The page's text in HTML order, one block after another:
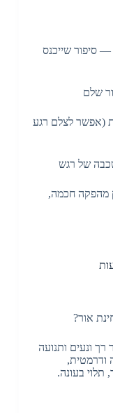
סיפור שייכנס
שלם
(אפשר לצלם רגע
של רגש
מהפקה חכמה,
אור?
רך ונעים ותנועה
ודרמטית,
תלוי בעונה.